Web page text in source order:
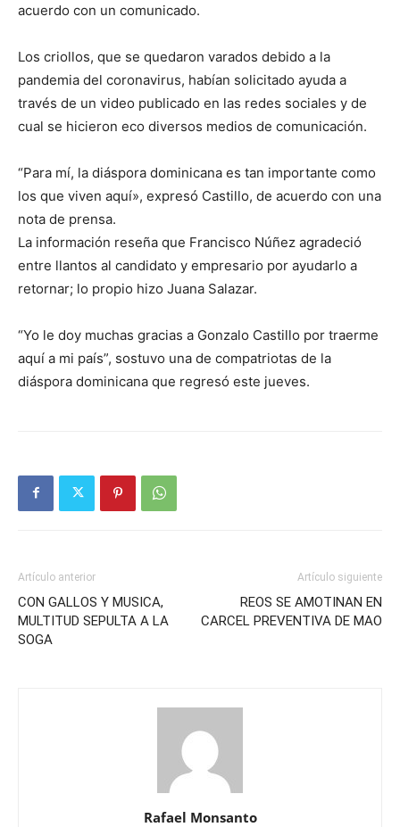
acuerdo con un comunicado.
Los criollos, que se quedaron varados debido a la
pandemia del coronavirus, habían solicitado ayuda a
través de un video publicado en las redes sociales y de
cual se hicieron eco diversos medios de comunicación.
“Para mí, la diáspora dominicana es tan importante como
los que viven aquí», expresó Castillo, de acuerdo con una
nota de prensa.
La información reseña que Francisco Núñez agradeció
entre llantos al candidato y empresario por ayudarlo a
retornar; lo propio hizo Juana Salazar.
“Yo le doy muchas gracias a Gonzalo Castillo por traerme
aquí a mi país”, sostuvo una de compatriotas de la
diáspora dominicana que regresó este jueves.
Artículo anterior
CON GALLOS Y MUSICA,
MULTITUD SEPULTA A LA
SOGA
Artículo siguiente
REOS SE AMOTINAN EN
CARCEL PREVENTIVA DE MAO
Rafael Monsanto